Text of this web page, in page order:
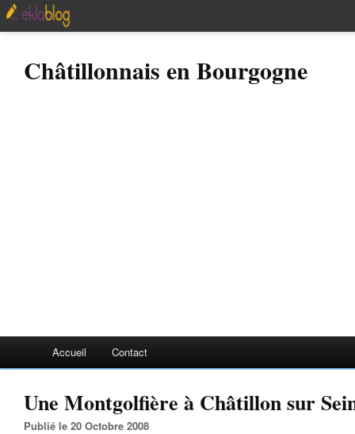
Châtillonnais en Bourgogne
Accueil Contact
Une Montgolfière à Châtillon sur
Publié le 20 Octobre 2008